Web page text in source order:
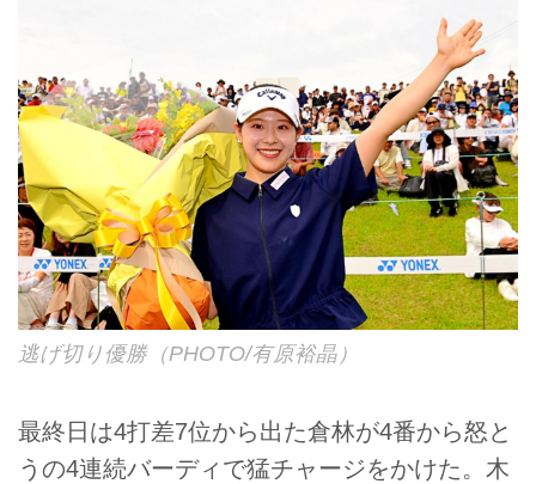
逃げ切り優勝（PHOTO/有原裕晶）
最終日は4打差7位から出た倉林が4番から怒と
うの4連続バーディで猛チャージをかけた。木